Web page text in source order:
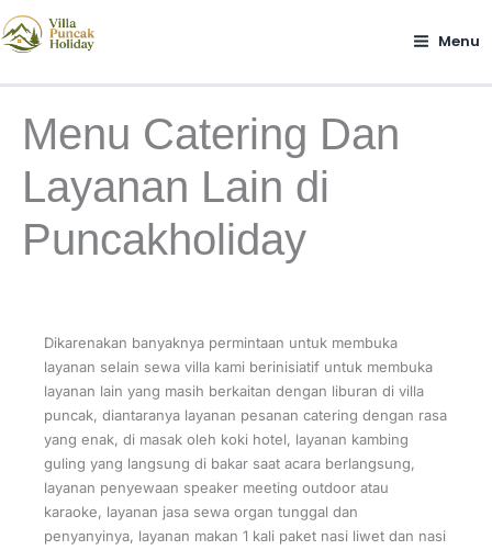
ke
Menu
Menu Catering Dan
Layanan Lain di
Puncakholiday
Dikarenakan banyaknya permintaan untuk membuka
layanan selain sewa villa kami berinisiatif untuk membuka
layanan lain yang masih berkaitan dengan liburan di villa
puncak, diantaranya layanan pesanan catering dengan rasa
yang enak, di masak oleh koki hotel, layanan kambing
guling yang langsung di bakar saat acara berlangsung,
layanan penyewaan speaker meeting outdoor atau
karaoke, layanan jasa sewa organ tunggal dan
penyanyinya, layanan makan 1 kali paket nasi liwet dan nasi